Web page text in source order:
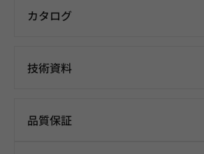
カタログ
技術資料
品質保証